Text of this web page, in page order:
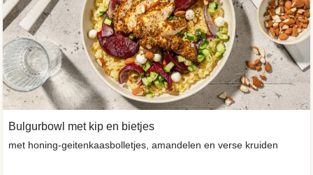
Bulgurbowl met kip en bietjes
met honing-geitenkaasbolletjes, amandelen en verse kruiden